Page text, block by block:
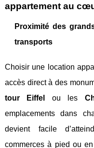
appartement au
Proximité des
transports
Choisir une location
accès direct à des
tour Eiffel
ou les
emplacements dans
devient facile
commerces à pied ou